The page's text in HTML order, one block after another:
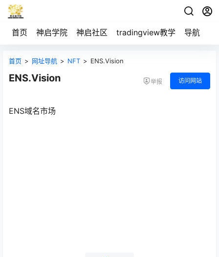
首页 神启学院 神启社区 tradingview教学 导航
首页 > 网址导航 > NFT > ENS.Vision
ENS.Vision 举报 访问网站
ENS域名市场